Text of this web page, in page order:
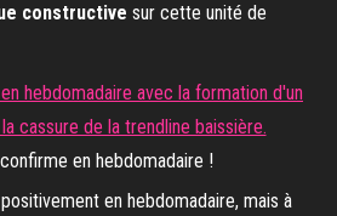
constructive sur cette unité de
en hebdomadaire !
en hebdomadaire, mais à